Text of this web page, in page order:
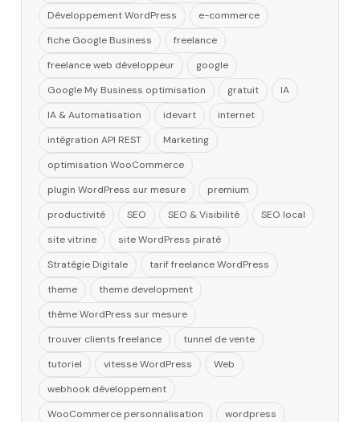
Développement WordPress
e-commerce
fiche Google Business
freelance
freelance web développeur
google
Google My Business optimisation
gratuit
IA
IA & Automatisation
idevart
internet
intégration API REST
Marketing
optimisation WooCommerce
plugin WordPress sur mesure
premium
productivité
SEO SEO & Visibilité
SEO local
site vitrine
site WordPress piraté
Stratégie Digitale
tarif freelance WordPress
theme
theme development
thème WordPress sur mesure
trouver clients freelance
tunnel de vente
tutoriel
vitesse WordPress
Web
webhook développement
WooCommerce personnalisation
wordpress